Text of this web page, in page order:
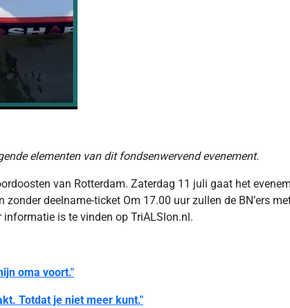
elementen van dit fondsenwervend evenement.
van Rotterdam. Zaterdag 11 juli gaat het
deelname-ticket Om 17.00 uur zullen de BN’ers
is te vinden op TriALSlon.nl.
oma voort."
Totdat je niet meer kunt."